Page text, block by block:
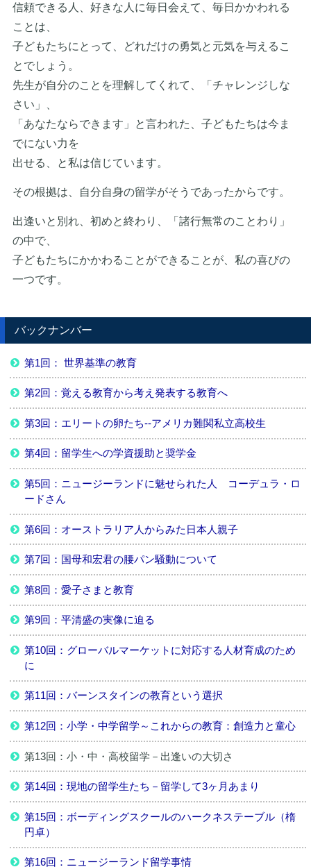
信頼できる人、好きな人に毎日会えて、毎日かかわれる
ことは、
子どもたちにとって、どれだけの勇気と元気を与えるこ
とでしょう。
先生が自分のことを理解してくれて、「チャレンジしな
さい」、
「あなたならできます」と言われた、子どもたちは今ま
でにない力を
出せる、と私は信じています。
その根拠は、自分自身の留学がそうであったからです。
出逢いと別れ、初めと終わり、「諸行無常のことわり」
の中で、
子どもたちにかかわることができることが、私の喜びの
一つです。
バックナンバー
第1回： 世界基準の教育
第2回：覚える教育から考え発表する教育へ
第3回：エリートの卵たち--アメリカ難関私立高校生
第4回：留学生への学資援助と奨学金
第5回：ニュージーランドに魅せられた人 コーデュラ・ロ
ードさん
第6回：オーストラリア人からみた日本人親子
第7回：国母和宏君の腰パン騒動について
第8回：愛子さまと教育
第9回：平清盛の実像に迫る
第10回：グローバルマーケットに対応する人材育成のため
に
第11回：バーンスタインの教育という選択
第12回：小学・中学留学～これからの教育：創造力と童心
第13回：小・中・高校留学－出逢いの大切さ
第14回：現地の留学生たち－留学して3ヶ月あまり
第15回：ボーディングスクールのハークネステーブル（楕
円卓）
第16回：ニュージーランド留学事情